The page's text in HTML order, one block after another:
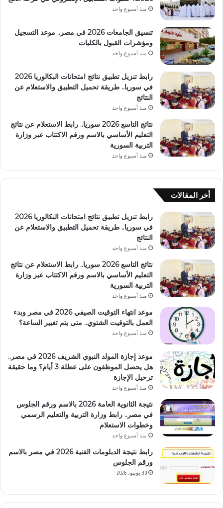
منذ أسبوع واحد
تنسيق الجامعات 2026 في مصر.. موعد التسجيل
ومؤشرات القبول بالكليات
منذ أسبوع واحد
رابط تنزيل تطبيق نتائج امتحانات البكالوريا 2026
في سوريا.. طريقة تحميل التطبيق والاستعلام عن
النتائج
منذ أسبوع واحد
نتائج التاسع 2026 سوريا.. رابط الاستعلام عن نتائج
التعليم الأساسي بالاسم ورقم الاكتتاب عبر وزارة
التربية السورية
منذ أسبوع واحد
أخر المقالات
رابط تنزيل تطبيق نتائج امتحانات البكالوريا 2026
في سوريا.. طريقة تحميل التطبيق والاستعلام عن
النتائج
منذ أسبوع واحد
نتائج التاسع 2026 سوريا.. رابط الاستعلام عن نتائج
التعليم الأساسي بالاسم ورقم الاكتتاب عبر وزارة
التربية السورية
منذ أسبوع واحد
موعد انتهاء التوقيت الصيفي 2026 في مصر وبدء
العمل بالتوقيت الشتوي.. متى يتم تغيير الساعة؟
منذ أسبوع واحد
موعد إجازة المولد النبوي الشريف 2026 في مصر..
هل يحصل الموظفون على عطلة 3 أيام؟ وما حقيقة
ترحيل الإجازة
منذ أسبوع واحد
نتيجة الثانوية العامة 2026 بالاسم ورقم الجلوس
في مصر.. رابط وزارة التربية والتعليم الرسمي
وخطوات الاستعلام
منذ أسبوع واحد
رابط نتيجة الدبلومات الفنية 2026 في مصر بالاسم
ورقم الجلوس
30 يونيو، 2026